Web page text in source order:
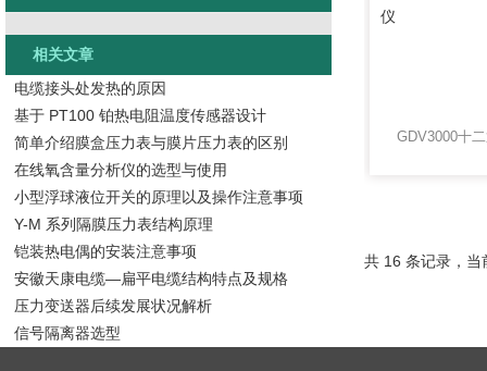
共 16 条记录，
相关文章
电缆接头处发热的原因
基于 PT100 铂热电阻温度传感器设计
简单介绍膜盒压力表与膜片压力表的区别
在线氧含量分析仪的选型与使用
小型浮球液位开关的原理以及操作注意事项
Y-M 系列隔膜压力表结构原理
铠装热电偶的安装注意事项
安徽天康电缆—扁平电缆结构特点及规格
压力变送器后续发展状况解析
信号隔离器选型